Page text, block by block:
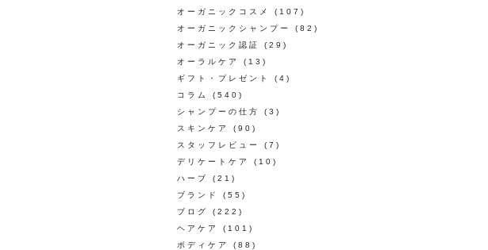
オーガニックコスメ
(107)
オーガニックシャンプー
(82)
オーガニック認証
(29)
オーラルケア
(13)
ギフト・プレゼント
(4)
コラム
(540)
シャンプーの仕方
(3)
スキンケア
(90)
スタッフレビュー
(7)
デリケートケア
(10)
ハーブ
(21)
ブランド
(55)
ブログ
(222)
ヘアケア
(101)
ボディケア
(88)